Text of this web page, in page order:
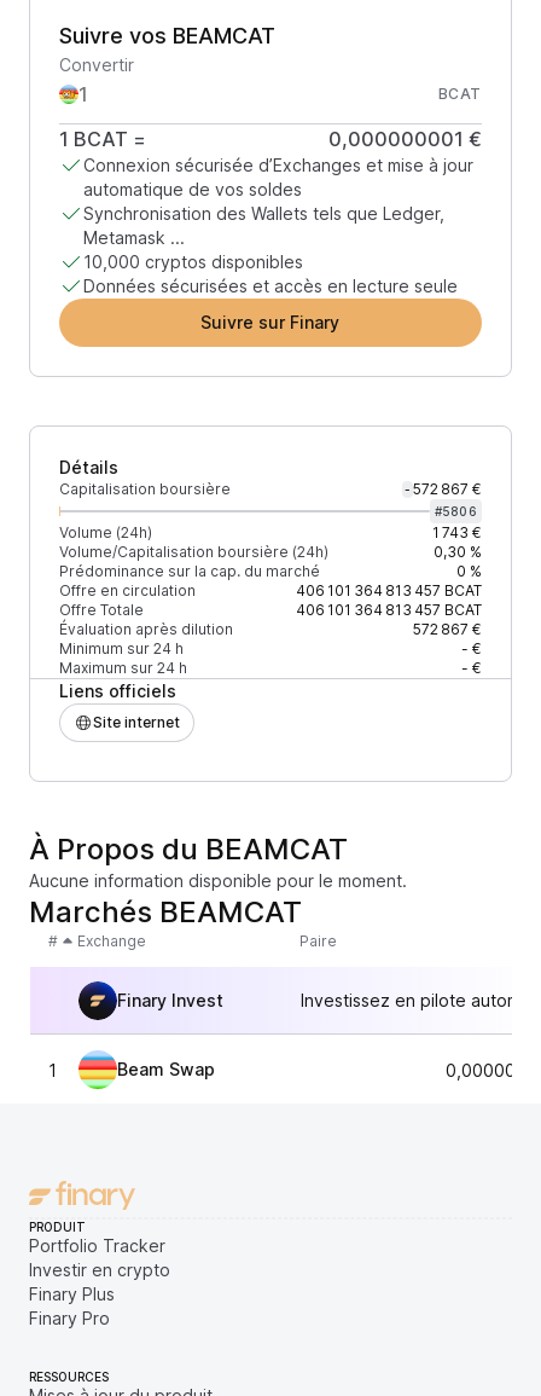
Suivre vos BEAMCAT
Convertir
BCAT
1 BCAT = 0,000000001 €
Connexion sécurisée d’Exchanges et mise à jour
automatique de vos soldes
Synchronisation des Wallets tels que Ledger,
Metamask ...
10,000 cryptos disponibles
Données sécurisées et accès en lecture seule
Suivre sur Finary
Détails
Capitalisation boursière - 572 867 €
#5806
Volume (24h)
1 743 €
Volume/Capitalisation boursière (24h)
0,30 %
Prédominance sur la cap. du marché
0 %
Offre en circulation
406 101 364 813 457 BCAT
Offre Totale
406 101 364 813 457 BCAT
Évaluation après dilution
572 867 €
Minimum sur 24 h
- €
Maximum sur 24 h
- €
Liens officiels
Site internet
À Propos du BEAMCAT
Aucune information disponible pour le moment.
Marchés BEAMCAT
# Exchange Paire
Finary Invest Investissez en pilote
1 Beam Swap
PRODUIT
Portfolio Tracker
Investir en crypto
Finary Plus
Finary Pro
RESSOURCES